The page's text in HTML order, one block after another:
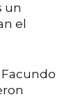
un
el